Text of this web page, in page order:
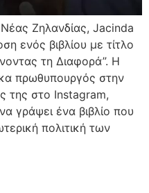
Ζηλανδίας, Jacinda
ενός βιβλίου με τίτλο
τη Διαφορά”. Η
πρωθυπουργός στην
της στο Instagram,
γράψει ένα βιβλίο που
πολιτική των